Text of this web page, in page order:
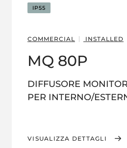
IP55
COMMERCIAL INSTALLED
MQ 80P
DIFFUSORE
PER INTERNO/
VISUALIZZA DETTAGLI